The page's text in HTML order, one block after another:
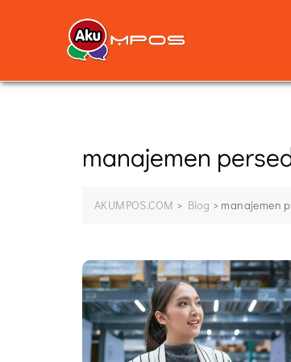
manajemen
AKUMPOS.COM > Blog > manajemen